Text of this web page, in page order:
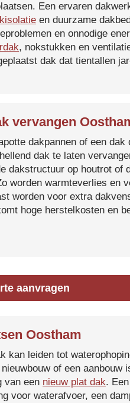
Een ervaren
en duurzame
en onnodige
, nokstukken en
dak dat tientallen
vervangen
dakpannen of een
dak te laten
dakstructuur op houtrot of
worden warmteverlies en
worden voor extra
hoge herstelkosten en
aanvragen
Oostham
kan leiden tot
of een
van een nieuw plat dak.
voor waterafvoer, een